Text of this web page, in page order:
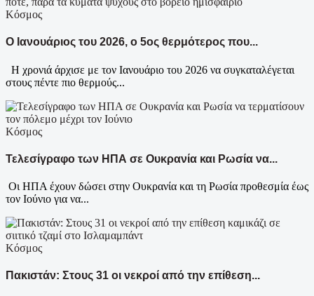
Κόσμος
Ο Ιανουάριος του 2026, ο 5ος θερμότερος που...
Η χρονιά άρχισε με τον Ιανουάριο του 2026 να συγκαταλέγεται
στους πέντε πιο θερμούς...
Κόσμος
Τελεσίγραφο των ΗΠΑ σε Ουκρανία και Ρωσία να...
Οι ΗΠΑ έχουν δώσει στην Ουκρανία και τη Ρωσία προθεσμία έως
τον Ιούνιο για να...
Κόσμος
Πακιστάν: Στους 31 οι νεκροί από την επίθεση...